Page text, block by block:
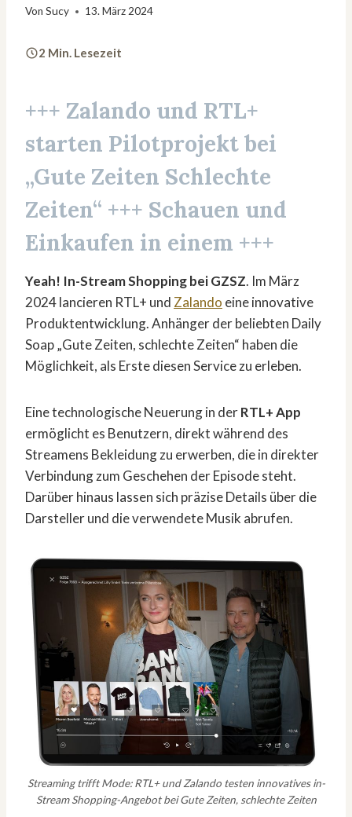
Von Sucy 13. März 2024
2 Min. Lesezeit
+++ Zalando und RTL+
starten Pilotprojekt bei
„Gute Zeiten Schlechte
Zeiten“ +++ Schauen und
Einkaufen in einem +++
Yeah! In-Stream Shopping bei GZSZ. Im März
2024 lancieren RTL+ und Zalando eine innovative
Produktentwicklung. Anhänger der beliebten Daily
Soap „Gute Zeiten, schlechte Zeiten“ haben die
Möglichkeit, als Erste diesen Service zu erleben.
Eine technologische Neuerung in derRTL+ App
ermöglicht es Benutzern, direkt während des
Streamens Bekleidung zu erwerben, die in direkter
Verbindung zum Geschehen der Episode steht.
Darüber hinaus lassen sich präzise Details über die
Darsteller und die verwendete Musik abrufen.
Streaming trifft Mode: RTL+ und Zalando testen innovatives in-
Stream Shopping-Angebot bei Gute Zeiten, schlechte Zeiten